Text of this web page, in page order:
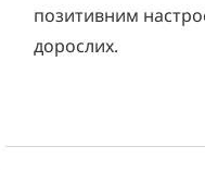
позитивним
дорослих.